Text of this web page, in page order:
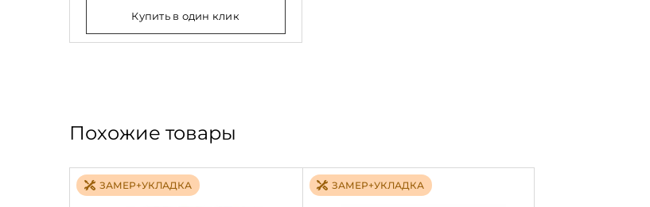
Купить в один клик
Похожие товары
ЗАМЕР+УКЛАДКА ЗАМЕР+УКЛАДКА